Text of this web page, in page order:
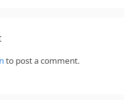
to post a comment.